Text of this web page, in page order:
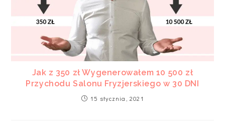
Jak z 350 zł Wygenerowałem 10 500 zł
Przychodu Salonu Fryzjerskiego w 30 DNI
15 stycznia, 2021